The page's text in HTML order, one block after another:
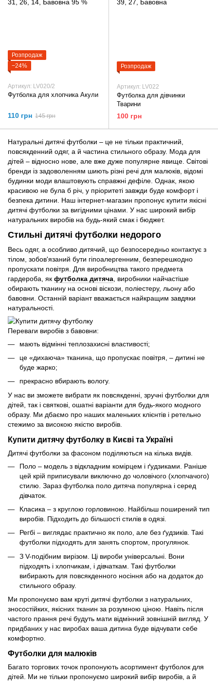
Розпродаж
−24%
Артикул: LV020/2
Футболка для хлопчика Акули
110 грн 145 грн
Розпродаж
Артикул: LV022
Футболка для дівчинки
Тварини
100 грн
Натуральні дитячі футболки – це не тільки практичний,
повсякденний одяг, а й частина стильного образу. Мода для
дітей – відносно нове, але вже дуже популярне явище. Світові
бренди із задоволенням шиють різні речі для малюків, відомі
будинки моди влаштовують справжні дефіле. Однак, якою
красивою не була б річ, у пріоритеті завжди буде комфорт і
безпека дитини. Наш інтернет-магазин пропонує купити якісні
дитячі футболки за вигідними цінами. У нас широкий вибір
натуральних виробів на будь-який смак і бюджет.
Стильні дитячі футболки недорого
Весь одяг, а особливо дитячий, що безпосередньо контактує з
тілом, зобов'язаний бути гіпоалергенним, безперешкодно
пропускати повітря. Для виробництва такого предмета
гардероба, як футболка дитяча , виробники найчастіше
обирають тканину на основі віскози, поліестеру, льону або
бавовни. Останній варіант вважається найкращим завдяки
натуральності.
Переваги виробів з бавовни:
мають відмінні теплозахисні властивості;
це «дихаюча» тканина, що пропускає повітря, – дитині не
буде жарко;
прекрасно вбирають вологу.
У нас ви зможете вибрати як повсякденні, зручні футболки для
дітей, так і святкові, ошатні варіанти для будь-якого модного
образу. Ми дбаємо про наших маленьких клієнтів і ретельно
стежимо за високою якістю виробів.
Купити дитячу футболку в Києві та Україні
Дитячі футболки за фасоном поділяються на кілька видів.
Поло – модель з відкладним комірцем і ґудзиками. Раніше
цей крій приписували виключно до чоловічого (хлопчачого)
стилю. Зараз футболка поло дитяча популярна і серед
дівчаток.
Класика – з круглою горловиною. Найбільш поширений тип
виробів. Підходить до більшості стилів в одязі.
Регбі – виглядає практично як поло, але без ґудзиків. Такі
футболки підходять для занять спортом, прогулянок.
З V-подібним вирізом. Ці вироби універсальні. Вони
підходять і хлопчикам, і дівчаткам. Такі футболки
вибирають для повсякденного носіння або на додаток до
стильного образу.
Ми пропонуємо вам круті дитячі футболки з натуральних,
зносостійких, якісних тканин за розумною ціною. Навіть після
частого прання речі будуть мати відмінний зовнішній вигляд. У
придбаних у нас виробах ваша дитина буде відчувати себе
комфортно.
Футболки для малюків
Багато торгових точок пропонують асортимент футболок для
дітей. Ми не тільки пропонуємо широкий вибір виробів, а й